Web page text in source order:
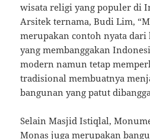
wisata religi yang populer di
Arsitek ternama, Budi Lim,
merupakan contoh nyata dari
yang membanggakan
modern namun tetap
tradisional membuatnya
bangunan yang patut
Selain Masjid Istiqlal,
Monas juga merupakan